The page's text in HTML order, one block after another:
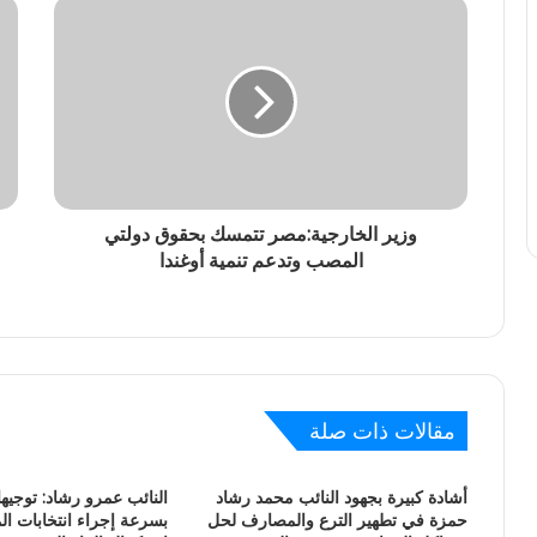
وزير الخارجية:مصر تتمسك بحقوق دولتي
المصب وتدعم تنمية أوغندا
مقالات ذات صلة
أشادة كبيرة بجهود النائب محمد رشاد
حمزة في تطهير الترع والمصارف لحل
النائب عمرو رشاد:
بسرعة إجراء انتخابات